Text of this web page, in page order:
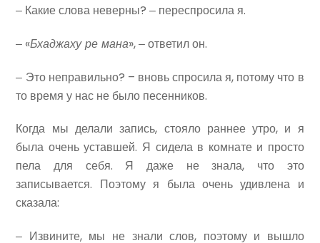
‒ Какие слова неверны? ‒ переспросила я.
‒ «Бхаджаху ре мана», ‒ ответил он.
‒ Это неправильно? – вновь спросила я, потому что в
то время у нас не было песенников.
Когда мы делали запись, стояло раннее утро, и я
была очень уставшей. Я сидела в комнате и просто
пела для себя. Я даже не знала, что это
записывается. Поэтому я была очень удивлена и
сказала:
‒ Извините, мы не знали слов, поэтому и вышло